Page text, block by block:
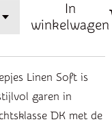
In
winkelwagen
Linen Soft is
garen in
DK met de